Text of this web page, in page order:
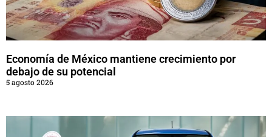
Economía de México mantiene crecimiento por
debajo de su potencial
5 agosto 2026